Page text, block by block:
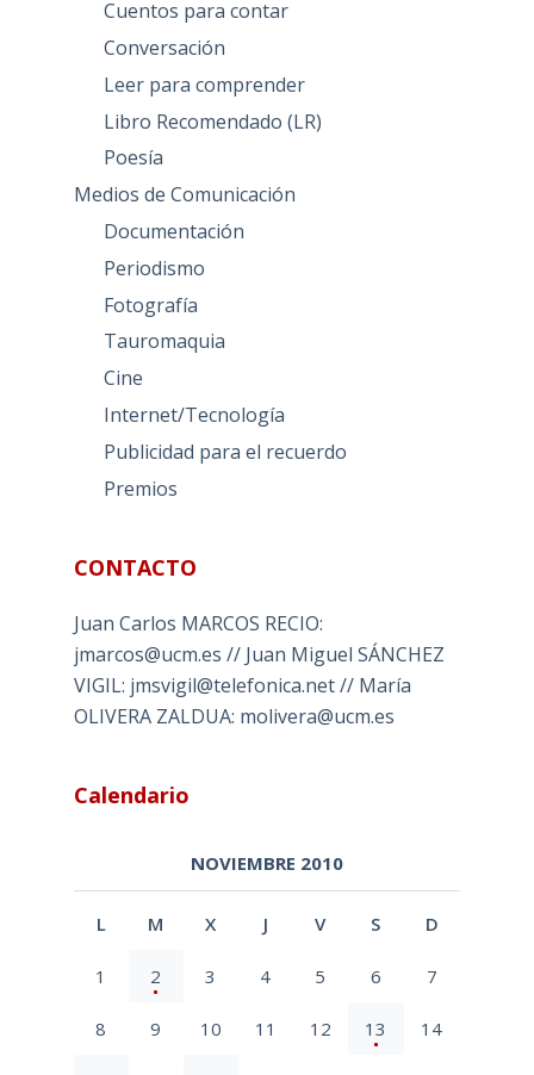
Cuentos para contar
Conversación
Leer para comprender
Libro Recomendado (LR)
Poesía
Medios de Comunicación
Documentación
Periodismo
Fotografía
Tauromaquia
Cine
Internet/Tecnología
Publicidad para el recuerdo
Premios
CONTACTO
Juan Carlos MARCOS RECIO:
jmarcos@ucm.es // Juan Miguel SÁNCHEZ
VIGIL: jmsvigil@telefonica.net // María
OLIVERA ZALDUA: molivera@ucm.es
Calendario
NOVIEMBRE 2010
L M X J V S D
1 2 3 4 5 6 7
8 9 10 11 12 13 14